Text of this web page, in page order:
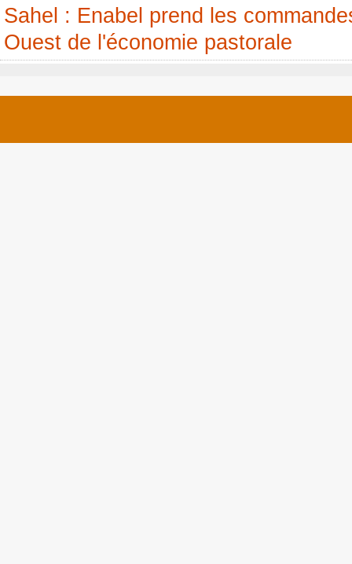
Sahel : Enabel prend les
Ouest de l'économie pastorale